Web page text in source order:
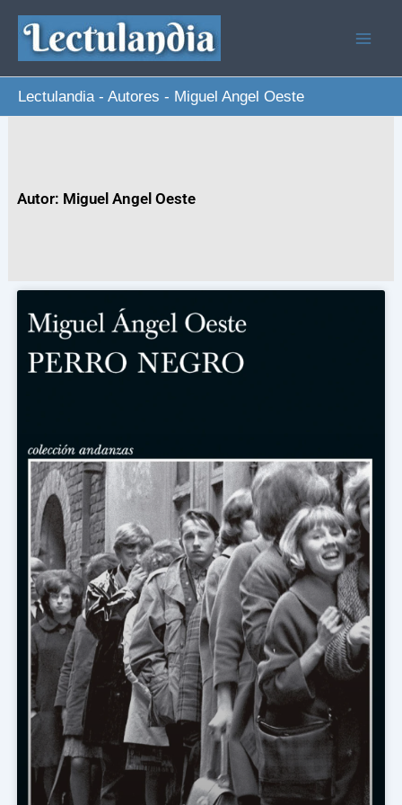
contenido
Lectulandia- Autores - Miguel Angel Oeste
Autor: Miguel Angel Oeste